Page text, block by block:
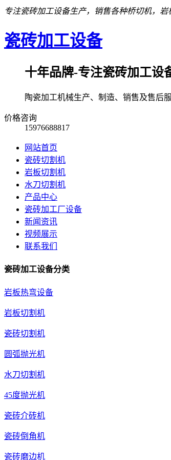
专注瓷砖加工设备生产，销售各种桥切机，
瓷砖加工设备
十年品牌-专注瓷砖加工设
陶瓷加工机械生产、制造、销售及售后
价格咨询
15976688817
网站首页
瓷砖切割机
岩板切割机
水刀切割机
产品中心
瓷砖加工厂设备
新闻资讯
视频展示
联系我们
瓷砖加工设备分类
岩板热弯设备
岩板切割机
瓷砖切割机
圆弧抛光机
水刀切割机
45度抛光机
瓷砖介砖机
瓷砖倒角机
瓷砖磨边机